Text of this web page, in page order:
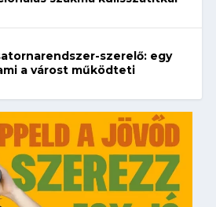
szerelő: egy
a várost működteti